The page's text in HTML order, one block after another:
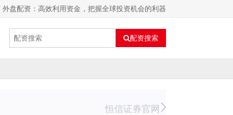
外盘配资：高效利用资金，把握全球投资机会的利器
配资搜索
恒信证券官网